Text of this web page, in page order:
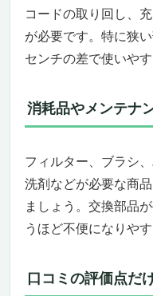
コードの取り回し、
が必要です。特に狭
センチの差で使いや
消耗品やメンテナ
フィルター、ブラシ
洗剤などが必要な商
ましょう。交換部品
うほど不便になりやす
口コミの評価点だ